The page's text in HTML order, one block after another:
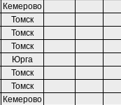
Кемерово
Томск
Томск
Томск
Юрга
Томск
Томск
Кемерово